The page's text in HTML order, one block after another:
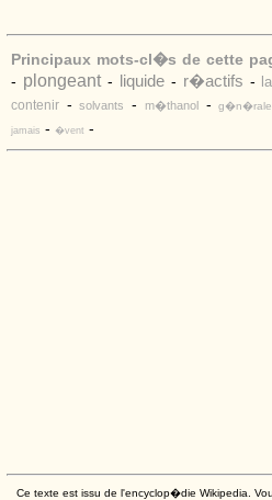
Principaux mots-cl�s de cette
- plongeant- liquide- r�actifs -
contenir -solvants - m�thanol-
jamais - �vent -
Ce texte est issu de l'encyclop�die Wikipedia.